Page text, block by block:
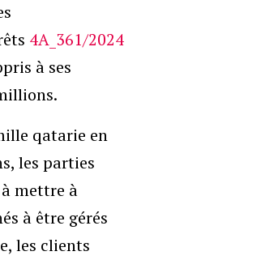
4A_361/2024
à ses
qatarie en
les parties
mettre à
à être gérés
les clients